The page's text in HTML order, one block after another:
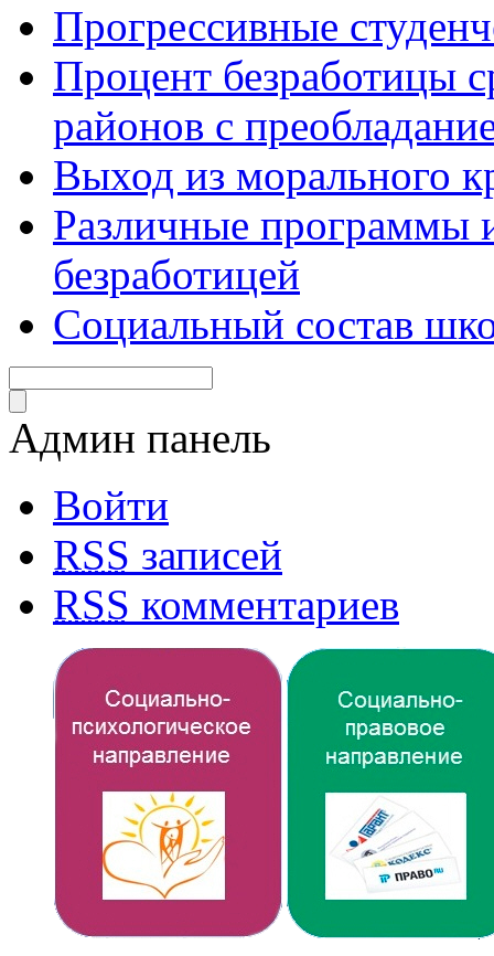
Прогрессивные
Процент безработицы
районов с
Выход из морального
Различные программы
безработицей
Социальный состав
Админ панель
Войти
RSS записей
RSS комментариев